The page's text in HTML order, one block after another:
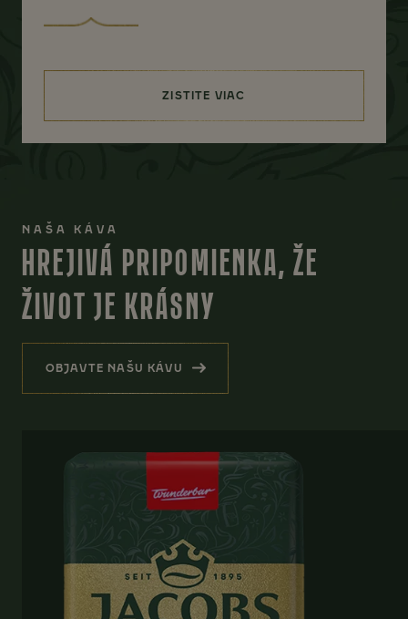
ZISTITE VIAC
NAŠA KÁVA
HREJIVÁ PRIPOMIENKA, ŽE
ŽIVOT JE KRÁSNY
OBJAVTE NAŠU KÁVU